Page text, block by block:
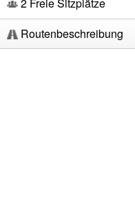
Routenbeschreibung